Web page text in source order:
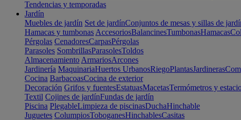
Tendencias y temporadas
Jardín
Muebles de jardín Set de jardínConjuntos de mesas y sillas de
Hamacas y tumbonas AccesoriosBalancinesTumbonasHamacas
Pérgolas CenadoresCarpasPérgolas
Parasoles SombrillasParasolesToldos
Almacenamiento ArmariosArcones
Jardinería MaquinariaHuertos UrbanosRiegoPlantasJardineras
Cocina BarbacoasCocina de exterior
Decoración Grifos y fuentesEstatuasMacetasTermómetros y
Textil Cojines de jardínFundas de jardín
Piscina PlegableLimpieza de piscinasDuchaHinchable
Juguetes ColumpiosToboganesHinchablesCasitas